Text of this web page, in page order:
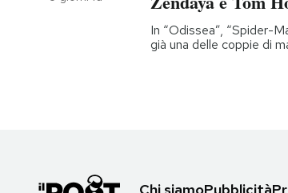
In “Odissea”, “Spider-
già una delle coppie di